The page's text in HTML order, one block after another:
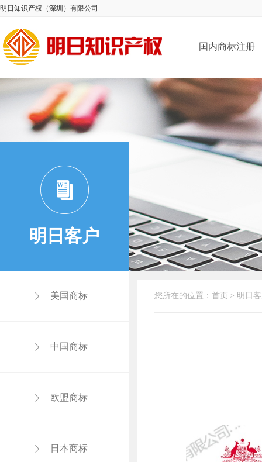
明日知识产权（深圳）有限公司
国内商标注册
明日客户
美国商标
中国商标
欧盟商标
日本商标
您所在的位置： 首页 > 明日